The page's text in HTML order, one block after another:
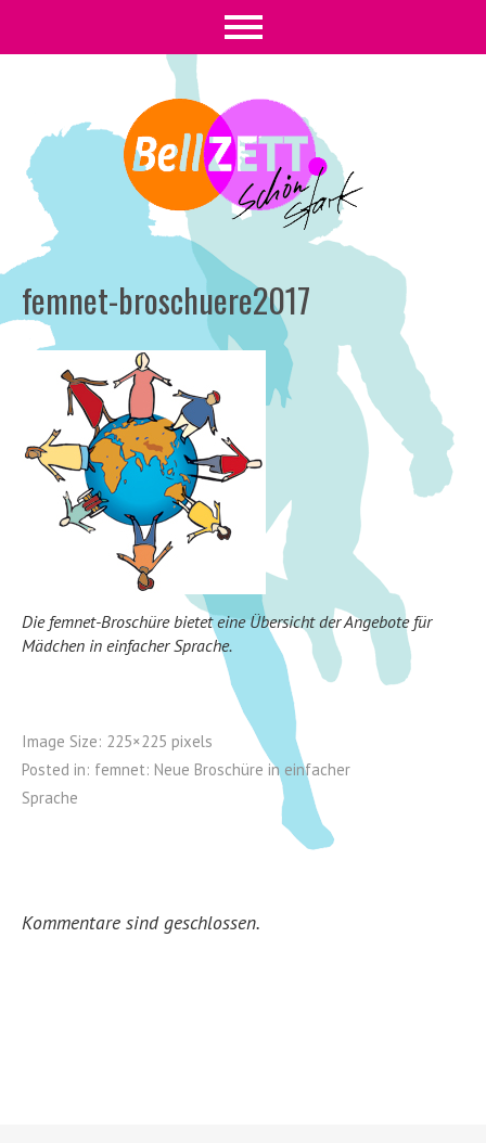
femnet-broschuere2017
Die femnet-Broschüre bietet eine Übersicht der Angebote für
Mädchen in einfacher Sprache.
Image Size: 225×225 pixels
Posted in: femnet: Neue Broschüre in einfacher
Sprache
Kommentare sind geschlossen.